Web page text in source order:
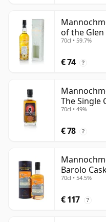
of the Glen
70cl • 59.7%
€ 74 ?
The Single
70cl • 49%
€ 78 ?
Barolo
70cl • 54.5%
€ 117 ?